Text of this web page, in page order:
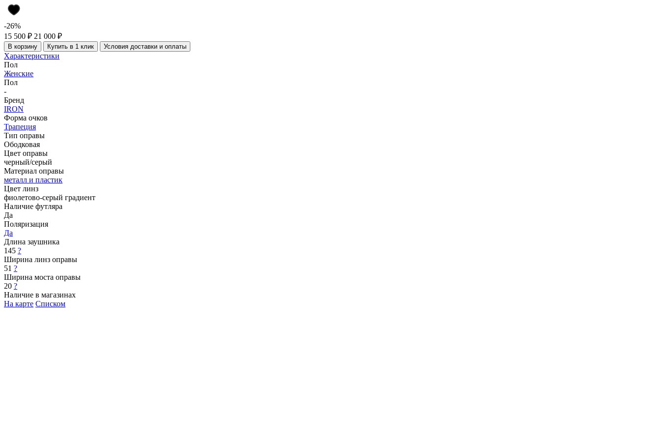
-26%
15 500 ₽ 21 000 ₽
В корзину Купить в 1 клик Условия доставки и оплаты
Характеристики
Пол
Женские
Пол
-
Бренд
IRON
Форма очков
Трапеция
Тип оправы
Ободковая
Цвет оправы
черный/серый
Материал оправы
металл и пластик
Цвет линз
фиолетово-серый градиент
Наличие футляра
Да
Поляризация
Да
Длина заушника
145 ?
Ширина линз оправы
51 ?
Ширина моста оправы
20 ?
Наличие в магазинах
На карте Списком